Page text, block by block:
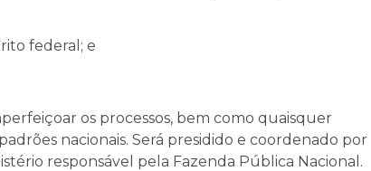
federal; e
os processos, bem como quaisquer
nacionais. Será presidido e coordenado por
responsável pela Fazenda Pública Nacional.